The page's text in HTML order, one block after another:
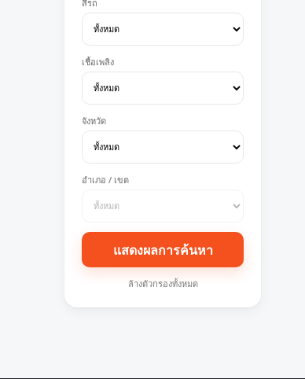
สีรถ
เชื้อเพลิง
จังหวัด
อำเภอ / เขต
แสดงผลการค้นหา
ล้างตัวกรองทั้งหมด